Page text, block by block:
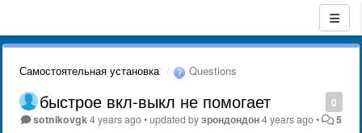
Самостоятельная установка Questions
0
быстрое вкл-выкл не помогает
sotnikovgk4 years ago•updated byэрондондон4 years ago• 5